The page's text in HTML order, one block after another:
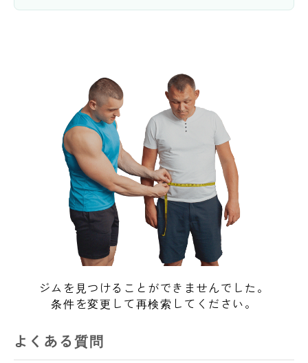
ジムを見つけることができませんでした。
条件を変更して再検索してください。
よくある質問